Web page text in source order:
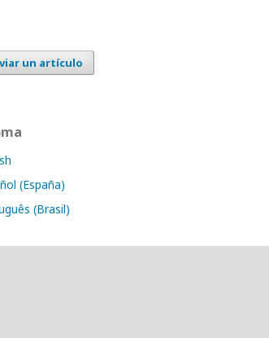
un artículo
(España)
(Brasil)